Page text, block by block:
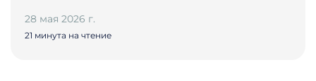
28 мая 2026 г.
21 минута на чтение